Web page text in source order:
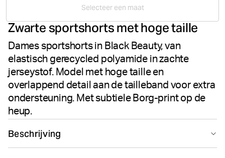
votes
Selecteer een maat
Zwarte sportshorts met hoge taille
Dames sportshorts in Black Beauty, van
elastisch gerecycled polyamide in zachte
jerseystof. Model met hoge taille en
overlappend detail aan de tailleband voor extra
ondersteuning. Met subtiele Borg-print op de
heup.
Beschrijving